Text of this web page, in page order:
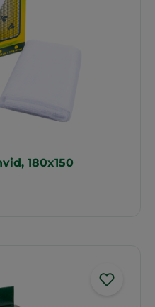
180x150